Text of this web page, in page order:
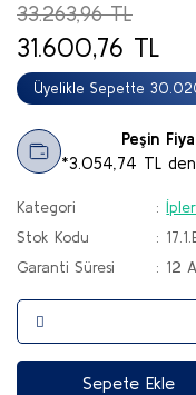
33.263,96 TL
31.600,76 TL
Üyelikle Sepette
Peşin
*3.054,74 TL
Kategori
Stok Kodu
Garanti Süresi
12
Sepete Ekle